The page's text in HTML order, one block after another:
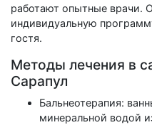
работают опытные врачи.
индивидуальную
гостя.
Методы лечения в
Сарапул
Бальнеотерапия:
минеральной водой